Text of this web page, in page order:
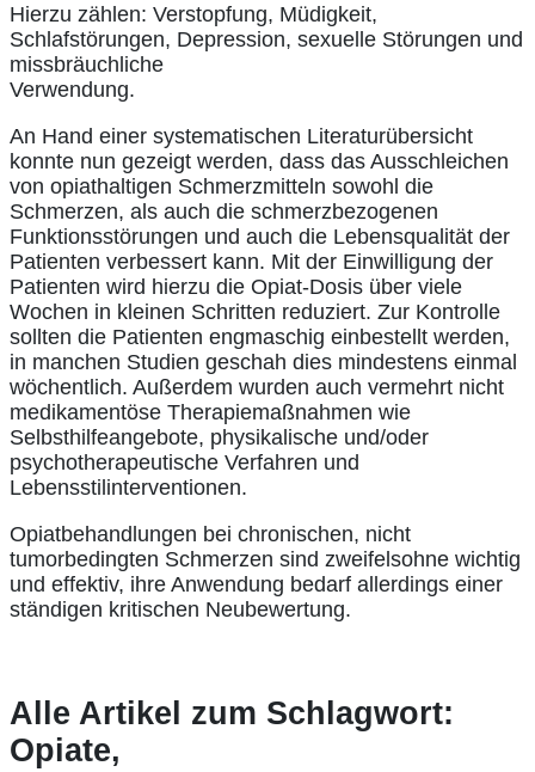
Hierzu zählen: Verstopfung, Müdigkeit,
Schlafstörungen, Depression, sexuelle Störungen und
missbräuchliche
Verwendung.
An Hand einer systematischen Literaturübersicht
konnte nun gezeigt werden, dass das Ausschleichen
von opiathaltigen Schmerzmitteln sowohl die
Schmerzen, als auch die schmerzbezogenen
Funktionsstörungen und auch die Lebensqualität der
Patienten verbessert kann. Mit der Einwilligung der
Patienten wird hierzu die Opiat-Dosis über viele
Wochen in kleinen Schritten reduziert. Zur Kontrolle
sollten die Patienten engmaschig einbestellt werden,
in manchen Studien geschah dies mindestens einmal
wöchentlich. Außerdem wurden auch vermehrt nicht
medikamentöse Therapiemaßnahmen wie
Selbsthilfeangebote, physikalische und/oder
psychotherapeutische Verfahren und
Lebensstilinterventionen.
Opiatbehandlungen bei chronischen, nicht
tumorbedingten Schmerzen sind zweifelsohne wichtig
und effektiv, ihre Anwendung bedarf allerdings einer
ständigen kritischen Neubewertung.
Alle Artikel zum Schlagwort:
Opiate,